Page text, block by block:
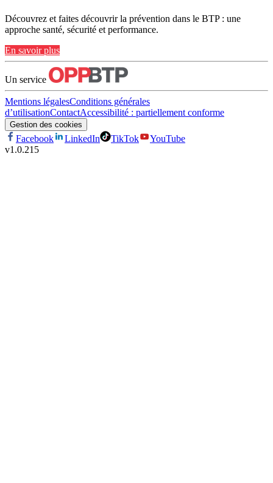
Découvrez et faites découvrir la prévention dans le BTP : une
approche santé, sécurité et performance.
En savoir plus
Un service
Mentions légalesConditions générales
d’utilisationContactAccessibilité : partiellement conforme
Gestion des cookies
Facebook LinkedIn TikTok
YouTube
v1.0.215